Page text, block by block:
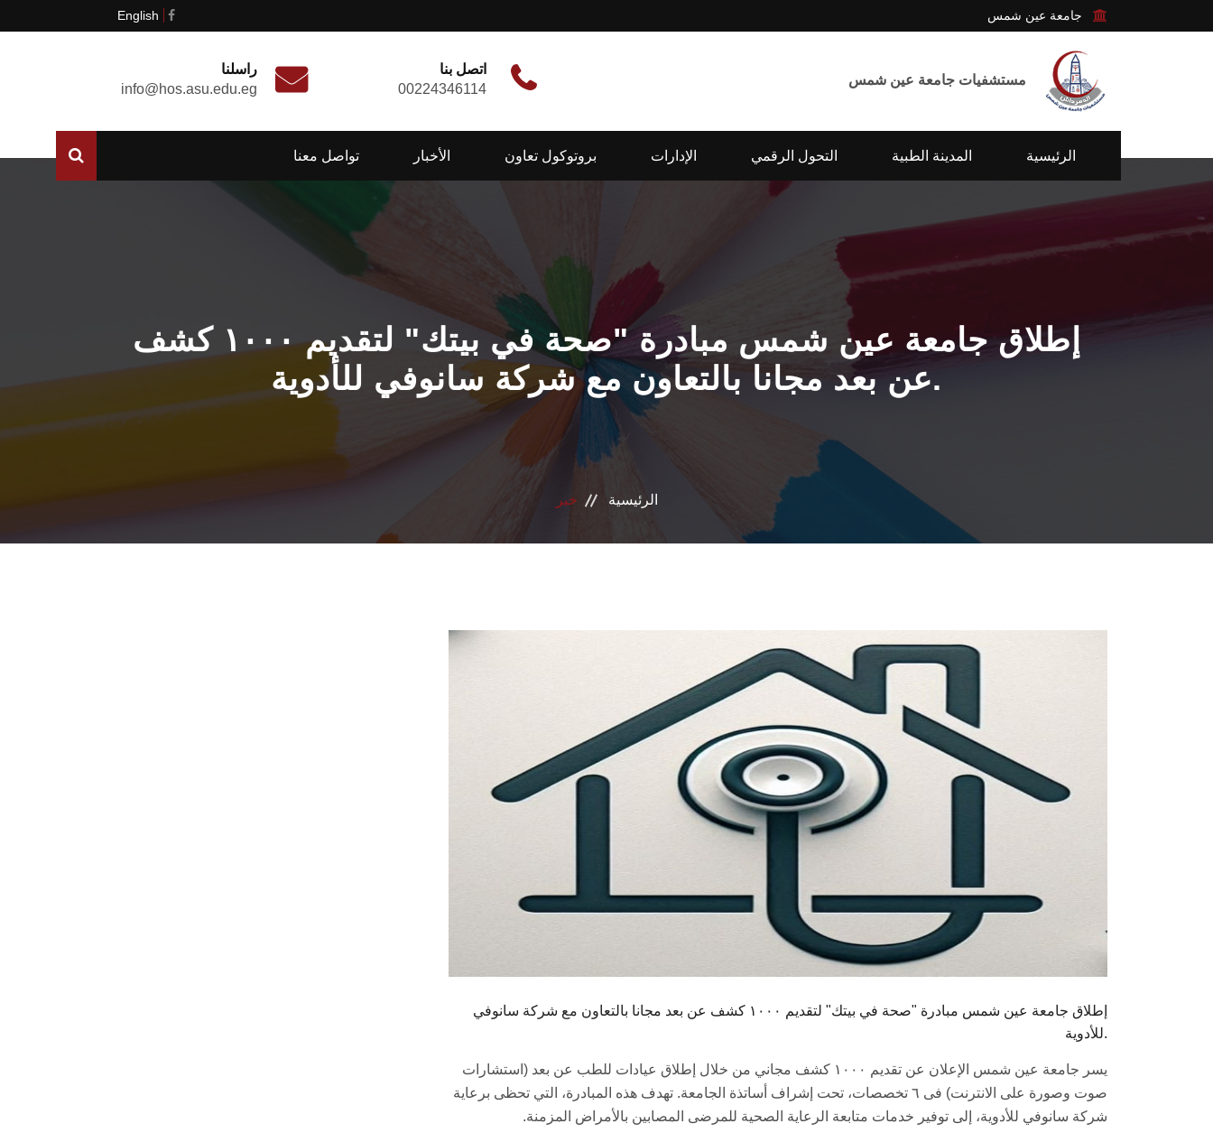
جامعة عين شمس English
اتصل بنا
00224346114
راسلنا
info@hos.asu.edu.eg
الرئيسية المدينة الطبية التحول الرقمي الإدارات بروتوكول تعاون الأخبار تواصل معنا
إطلاق جامعة عين شمس مبادرة "صحة في بيتك" لتقديم ١٠٠٠ كشف
عن بعد مجانا بالتعاون مع شركة سانوفي للأدوية.
الرئيسية خبر
إطلاق جامعة عين شمس مبادرة "صحة في بيتك" لتقديم ١٠٠٠ كشف عن بعد مجانا بالتعاون مع شركة سانوفي
للأدوية.
يسر جامعة عين شمس الإعلان عن تقديم ١٠٠٠ كشف مجاني من خلال إطلاق عيادات للطب عن بعد (استشارات
صوت وصورة على الانترنت) فى ٦ تخصصات، تحت إشراف أساتذة الجامعة. تهدف هذه المبادرة، التي تحظى برعاية
شركة سانوفي للأدوية، إلى توفير خدمات متابعة الرعاية الصحية للمرضى المصابين بالأمراض المزمنة.